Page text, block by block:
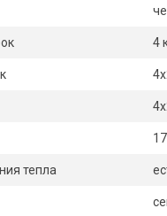
4
тепла